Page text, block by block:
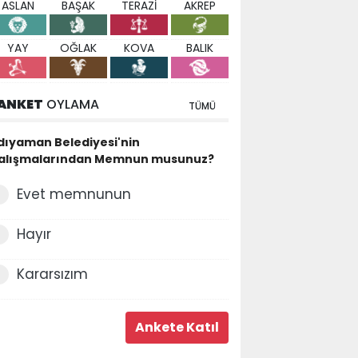
ASLAN BAŞAK TERAZİ AKREP
YAY OĞLAK KOVA BALIK
OYLAMA TÜMÜ
Belediyesi'nin
Memnun musunuz?
Evet memnunun
Hayır
Kararsızım